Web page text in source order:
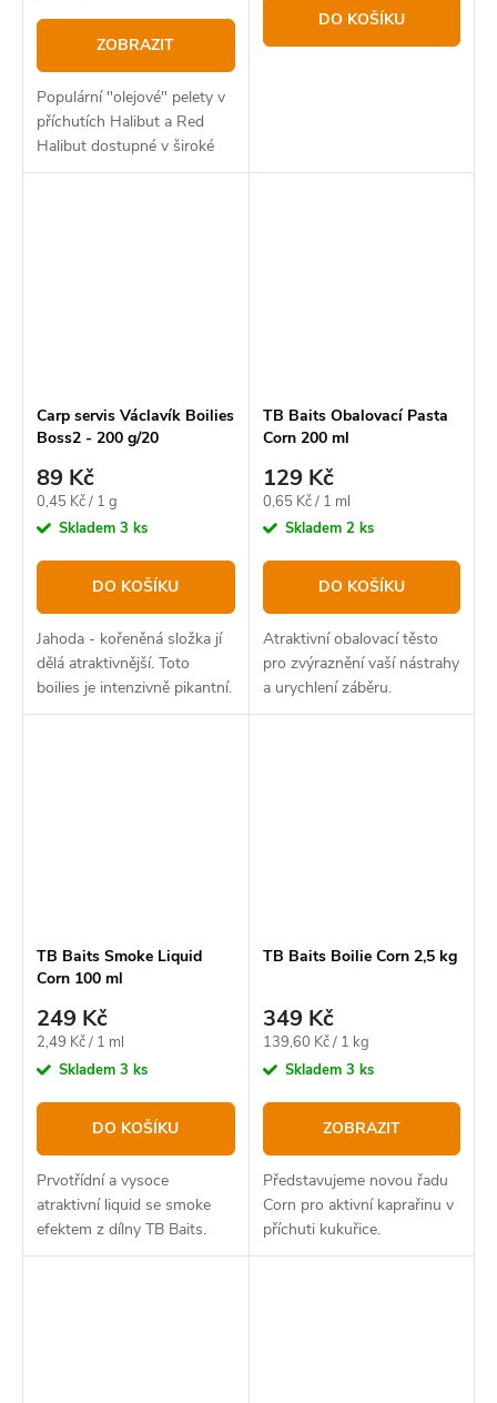
ZOBRAZIT
Populární "olejové" pelety v
příchutích Halibut a Red
Halibut dostupné v široké
nabídce průměrů.
DO KOŠÍKU
Carp servis Václavík Boilies
Boss2 - 200 g/20
89 Kč
Měrná
cena:
0,45 Kč / 1 g
Skladem 3 ks
DO KOŠÍKU
Jahoda - kořeněná složka jí
dělá atraktivnější. Toto
boilies je intenzivně pikantní.
TB Baits Obalovací Pasta
Corn 200 ml
129 Kč
Měrná
cena:
0,65 Kč / 1 ml
Skladem 2 ks
DO KOŠÍKU
Atraktivní obalovací těsto
pro zvýraznění vaší nástrahy
a urychlení záběru.
TB Baits Smoke Liquid
Corn 100 ml
249 Kč
Měrná
cena:
2,49 Kč / 1 ml
Skladem 3 ks
DO KOŠÍKU
Prvotřídní a vysoce
atraktivní liquid se smoke
efektem z dílny TB Baits.
TB Baits Boilie Corn 2,5 kg
349 Kč
Měrná
cena:
139,60 Kč / 1 kg
Skladem 3 ks
ZOBRAZIT
Představujeme novou řadu
Corn pro aktivní kaprařinu v
příchuti kukuřice.